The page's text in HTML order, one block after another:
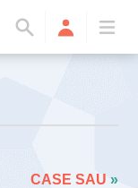
CASE SAU »